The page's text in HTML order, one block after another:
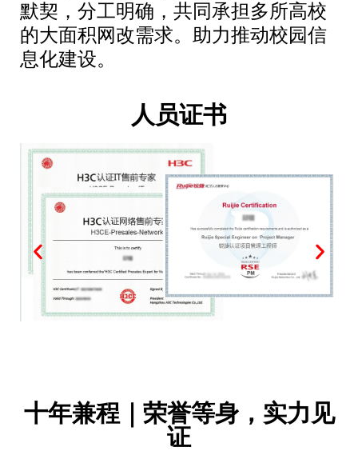
默契，分工明确，共同承担多所高校
的大面积网改需求。助力推动校园信
息化建设。
人员证书
十年兼程｜荣誉等身，实力见
证